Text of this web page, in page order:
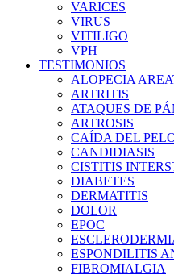
VARICES
VIRUS
VITILIGO
VPH
TESTIMONIOS
ALOPECIA
ARTRITIS
ATAQUES DE
ARTROSIS
CAÍDA DEL
CANDIDIASIS
CISTITIS
DIABETES
DERMATITIS
DOLOR
EPOC
ESPONDILITIS
FIBROMIALGIA